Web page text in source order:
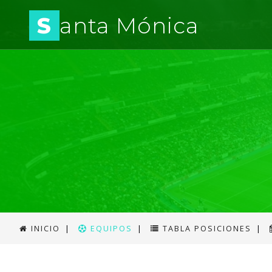
S anta Mónica
INICIO | EQUIPOS | TABLA POSICIONES |